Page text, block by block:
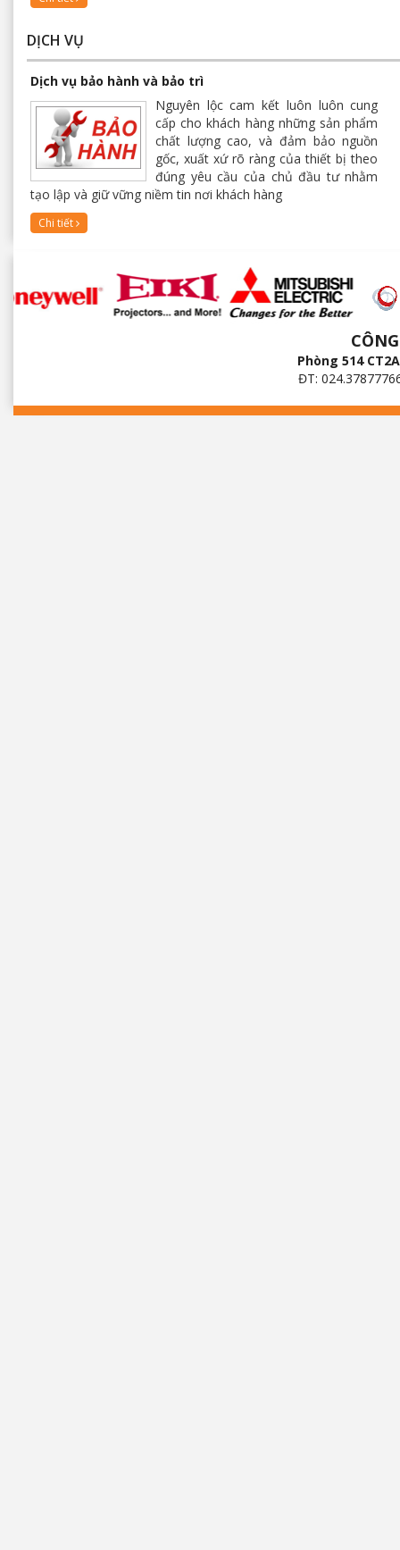
DỊCH VỤ
Dịch vụ bảo hành và bảo trì
Nguyên lộc cam kết luôn luôn cung
cấp cho khách hàng những sản phẩm
chất lượng cao, và đảm bảo nguồn
gốc, xuất xứ rõ ràng của thiết bị theo
đúng yêu cầu của chủ đầu tư nhằm
tạo lập và giữ vững niềm tin nơi khách hàng
Chi tiết
Phòng 514
ĐT: